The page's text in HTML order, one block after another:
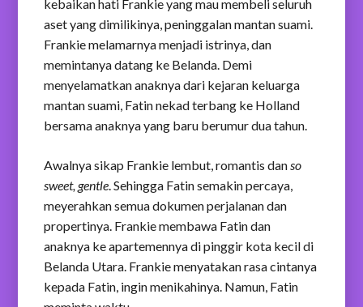
kebaikan hati Frankie yang mau membeli seluruh
aset yang dimilikinya, peninggalan mantan suami.
Frankie melamarnya menjadi istrinya, dan
memintanya datang ke Belanda. Demi
menyelamatkan anaknya dari kejaran keluarga
mantan suami, Fatin nekad terbang ke Holland
bersama anaknya yang baru berumur dua tahun.
Awalnya sikap Frankie lembut, romantis danso
sweet, gentle. Sehingga Fatin semakin percaya,
meyerahkan semua dokumen perjalanan dan
propertinya. Frankie membawa Fatin dan
anaknya ke apartemennya di pinggir kota kecil di
Belanda Utara. Frankie menyatakan rasa cintanya
kepada Fatin, ingin menikahinya. Namun, Fatin